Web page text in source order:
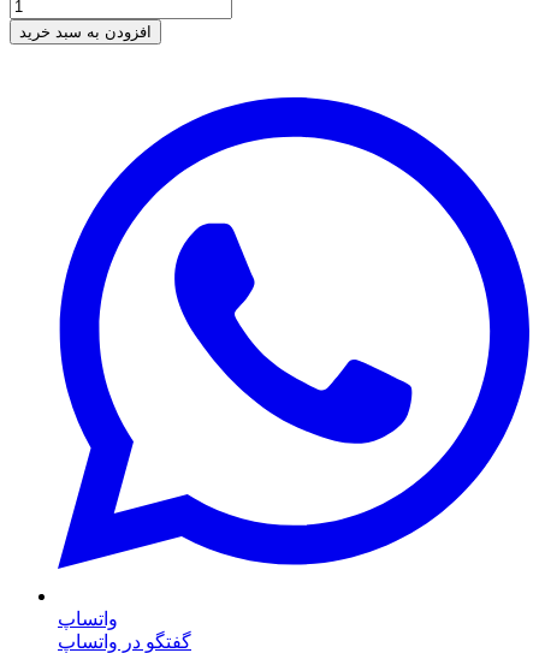
افزودن به سبد خرید
واتساپ
گفتگو در واتساپ